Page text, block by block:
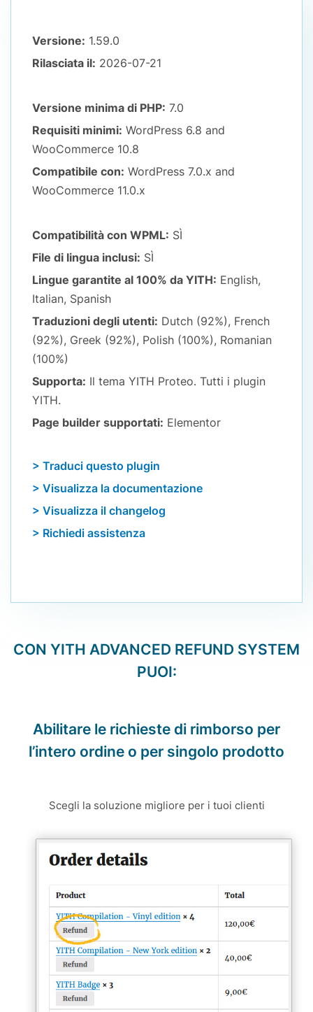
Versione: 1.59.0
Rilasciata il: 2026-07-21
Versione minima di PHP: 7.0
Requisiti minimi: WordPress 6.8 and
WooCommerce 10.8
Compatibile con: WordPress 7.0.x and
WooCommerce 11.0.x
Compatibilità con WPML: SÌ
File di lingua inclusi: SÌ
Lingue garantite al 100% da YITH: English,
Italian, Spanish
Traduzioni degli utenti: Dutch (92%), French
(92%), Greek (92%), Polish (100%), Romanian
(100%)
Supporta: Il tema YITH Proteo. Tutti i plugin
YITH.
Page builder supportati: Elementor
> Traduci questo plugin
> Visualizza la documentazione
> Visualizza il changelog
> Richiedi assistenza
CON YITH ADVANCED REFUND SYSTEM
PUOI:
Abilitare le richieste di rimborso per
l’intero ordine o per singolo prodotto
Scegli la soluzione migliore per i tuoi clienti